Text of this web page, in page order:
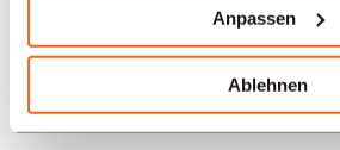
Anpassen
Ablehnen
Uhrmacherei
Bank und Finanzen